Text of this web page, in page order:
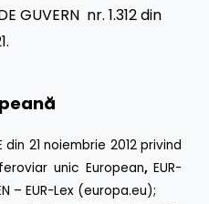
GUVERN nr. 1.312 din
.
21 noiembrie 2012 privind
unic European,EUR-
– EUR-Lex (europa.eu);